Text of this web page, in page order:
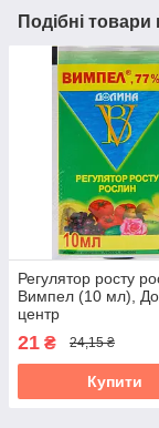
Подібні товари
Регулятор росту
Вимпел (10 мл),
центр
21 ₴ 24,15 ₴
Купити